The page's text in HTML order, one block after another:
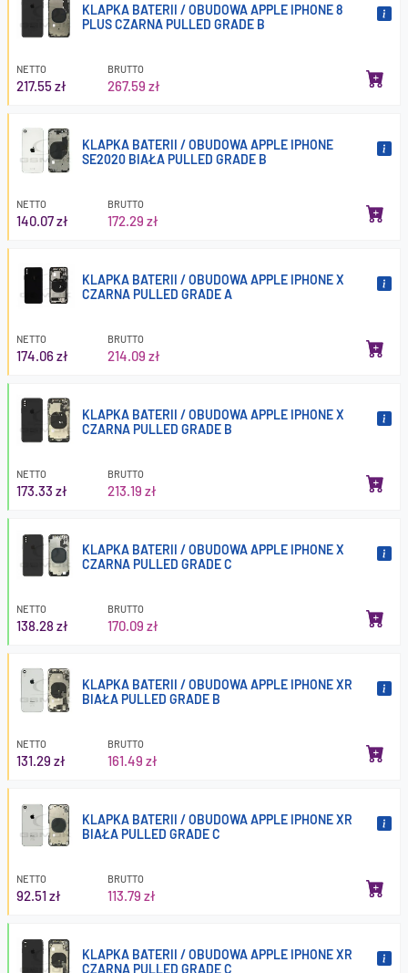
KLAPKA BATERII / OBUDOWA APPLE IPHONE 8
PLUS CZARNA PULLED GRADE B
NETTO
217.55 zł
BRUTTO
267.59 zł
KLAPKA BATERII / OBUDOWA APPLE IPHONE
SE2020 BIAŁA PULLED GRADE B
NETTO
140.07 zł
BRUTTO
172.29 zł
KLAPKA BATERII / OBUDOWA APPLE IPHONE X
CZARNA PULLED GRADE A
NETTO
174.06 zł
BRUTTO
214.09 zł
KLAPKA BATERII / OBUDOWA APPLE IPHONE X
CZARNA PULLED GRADE B
NETTO
173.33 zł
BRUTTO
213.19 zł
KLAPKA BATERII / OBUDOWA APPLE IPHONE X
CZARNA PULLED GRADE C
NETTO
138.28 zł
BRUTTO
170.09 zł
KLAPKA BATERII / OBUDOWA APPLE IPHONE XR
BIAŁA PULLED GRADE B
NETTO
131.29 zł
BRUTTO
161.49 zł
KLAPKA BATERII / OBUDOWA APPLE IPHONE XR
BIAŁA PULLED GRADE C
NETTO
92.51 zł
BRUTTO
113.79 zł
KLAPKA BATERII / OBUDOWA APPLE IPHONE XR
CZARNA PULLED GRADE C